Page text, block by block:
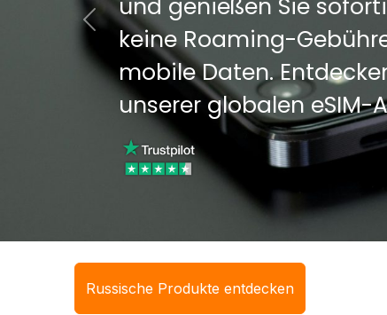
und genießen Sie
keine Roaming-
mobile Daten.
unserer globalen eSIM-
Previous
Russische Produkte entdecken